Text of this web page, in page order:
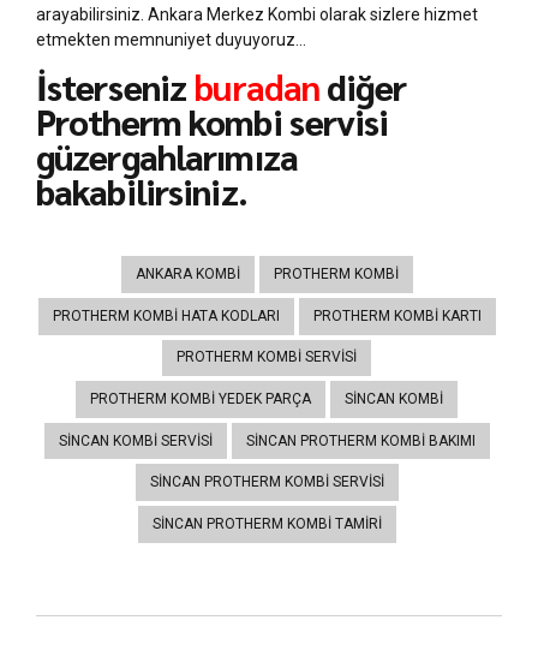
arayabilirsiniz. Ankara Merkez Kombi olarak sizlere hizmet
etmekten memnuniyet duyuyoruz…
İsterseniz buradandiğer
Protherm kombi servisi
güzergahlarımıza
bakabilirsiniz.
ANKARA KOMBI PROTHERM KOMBI
PROTHERM KOMBI HATA KODLARI PROTHERM KOMBI KARTI
PROTHERM KOMBI SERVISI
PROTHERM KOMBI YEDEK PARÇA SINCAN KOMBI
SINCAN KOMBI SERVISI SINCAN PROTHERM KOMBI BAKIMI
SINCAN PROTHERM KOMBI SERVISI
SINCAN PROTHERM KOMBI TAMIRI